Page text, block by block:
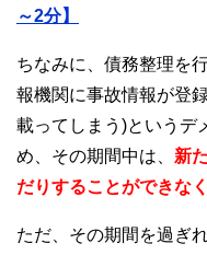
～2分】
ちなみに、債務整理を
報機関に事故情報が登
載ってしまう)というデ
め、その期間中は、 新
だりすることができな
ただ、その期間を過ぎ